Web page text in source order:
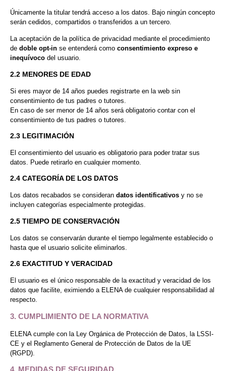
Únicamente la titular tendrá acceso a los datos. Bajo ningún concepto
serán cedidos, compartidos o transferidos a un tercero.
La aceptación de la política de privacidad mediante el procedimiento
de doble opt-in se entenderá como consentimiento expreso e
inequívoco del usuario.
2.2 MENORES DE EDAD
Si eres mayor de 14 años puedes registrarte en la web sin
consentimiento de tus padres o tutores.
En caso de ser menor de 14 años será obligatorio contar con el
consentimiento de tus padres o tutores.
2.3 LEGITIMACIÓN
El consentimiento del usuario es obligatorio para poder tratar sus
datos. Puede retirarlo en cualquier momento.
2.4 CATEGORÍA DE LOS DATOS
Los datos recabados se consideran datos identificativos y no se
incluyen categorías especialmente protegidas.
2.5 TIEMPO DE CONSERVACIÓN
Los datos se conservarán durante el tiempo legalmente establecido o
hasta que el usuario solicite eliminarlos.
2.6 EXACTITUD Y VERACIDAD
El usuario es el único responsable de la exactitud y veracidad de los
datos que facilite, eximiendo a ELENA de cualquier responsabilidad al
respecto.
3. CUMPLIMIENTO DE LA NORMATIVA
ELENA cumple con la Ley Orgánica de Protección de Datos, la LSSI-
CE y el Reglamento General de Protección de Datos de la UE
(RGPD).
4. MEDIDAS DE SEGURIDAD